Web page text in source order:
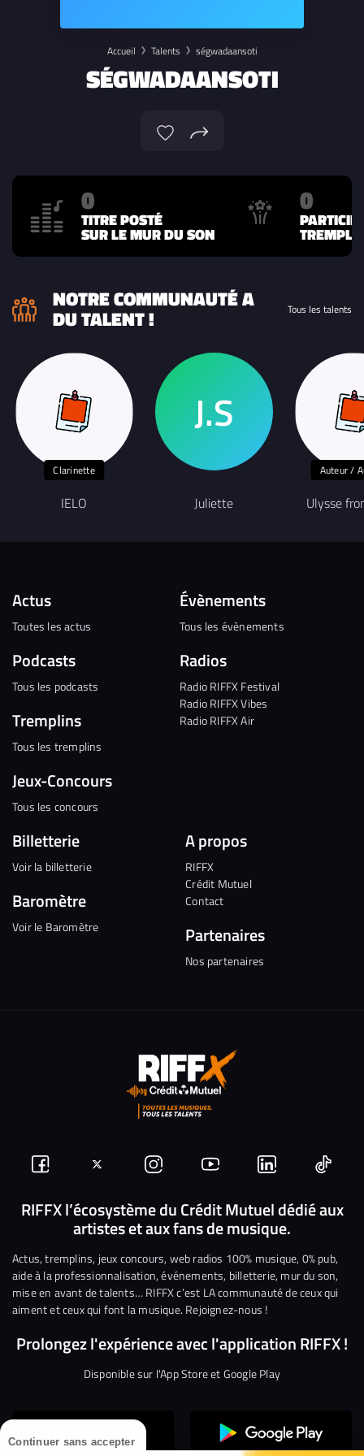
Continuer sans accepter
Accueil Talents ségwadaansoti
SÉGWADAANSOTI
0
TITRE POSTÉ
SUR LE MUR DU SON
0
NOTRE COMMUNAUTÉ A
DU TALENT ! Tous les talents
Clarinette
IELO Juliette
Auteur /
Ulysse
Actus
Toutes les actus
Podcasts
Tous les podcasts
Tremplins
Tous les tremplins
Jeux-Concours
Tous les concours
Évènements
Tous les évènements
Radios
Radio RIFFX Festival
Radio RIFFX Vibes
Radio RIFFX Air
Billetterie
Voir la billetterie
Baromètre
Voir le Baromètre
A propos
RIFFX
Crédit Mutuel
Contact
Partenaires
Nos partenaires
Suivez-
nous
Facebook
Suivez-
nous
sur
Twitter
Nous
rejoindre
sur
Instagram
Nous
rejoindre
sur
YouTube
Nous
rejoindre
sur
Linkedin
Nous
RIFFX l’écosystème du Crédit Mutuel dédié aux
artistes et aux fans de musique.
Actus, tremplins, jeux concours, web radios 100% musique, 0% pub,
aide à la professionnalisation, événements, billetterie, mur du son,
mise en avant de talents… RIFFX c’est LA communauté de ceux qui
aiment et ceux qui font la musique. Rejoignez-nous !
Prolongez l'expérience avec l'application RIFFX !
Disponible sur l'App Store et Google Play